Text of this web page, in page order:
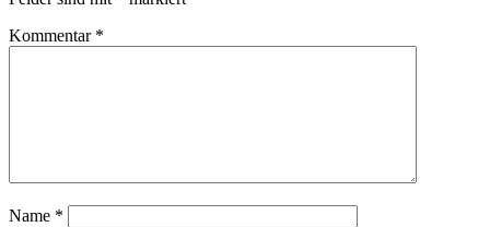
Kommentar *
Name *